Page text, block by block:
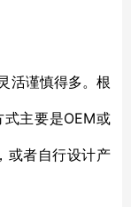
活谨慎得多。根
式主要是OEM或
或者自行设计产